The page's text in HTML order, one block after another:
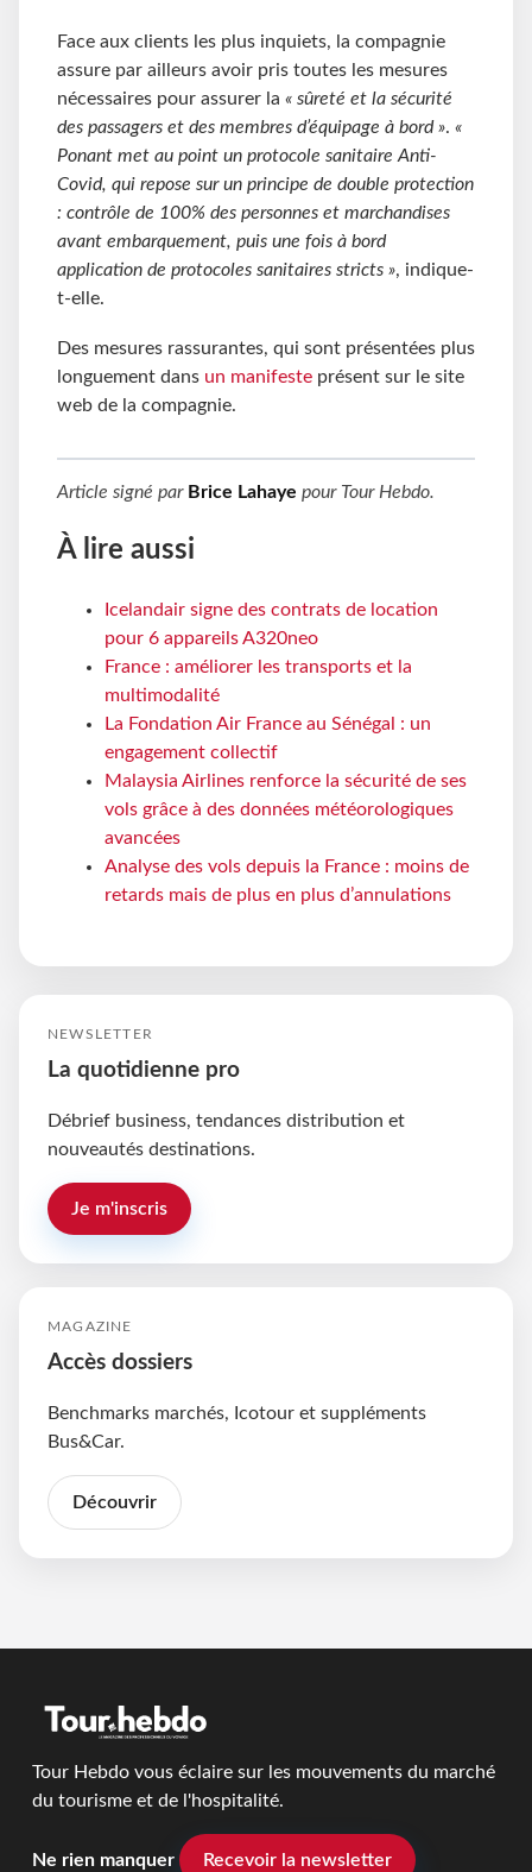
Face aux clients les plus inquiets, la compagnie
assure par ailleurs avoir pris toutes les mesures
nécessaires pour assurer la « sûreté et la sécurité
des passagers et des membres d’équipage à bord ». «
Ponant met au point un protocole sanitaire Anti-
Covid, qui repose sur un principe de double protection
: contrôle de 100% des personnes et marchandises
avant embarquement, puis une fois à bord
application de protocoles sanitaires stricts », indique-
t-elle.
Des mesures rassurantes, qui sont présentées plus
longuement dans un manifeste présent sur le site
web de la compagnie.
Article signé par Brice Lahaye pour Tour Hebdo.
À lire aussi
Icelandair signe des contrats de location
pour 6 appareils A320neo
France : améliorer les transports et la
multimodalité
La Fondation Air France au Sénégal : un
engagement collectif
Malaysia Airlines renforce la sécurité de ses
vols grâce à des données météorologiques
avancées
Analyse des vols depuis la France : moins de
retards mais de plus en plus d’annulations
NEWSLETTER
La quotidienne pro
Débrief business, tendances distribution et
nouveautés destinations.
Je m'inscris
MAGAZINE
Accès dossiers
Benchmarks marchés, Icotour et suppléments
Bus&Car.
Découvrir
Tour Hebdo vous éclaire sur les mouvements du marché
du tourisme et de l'hospitalité.
Ne rien manquer Recevoir la newsletter